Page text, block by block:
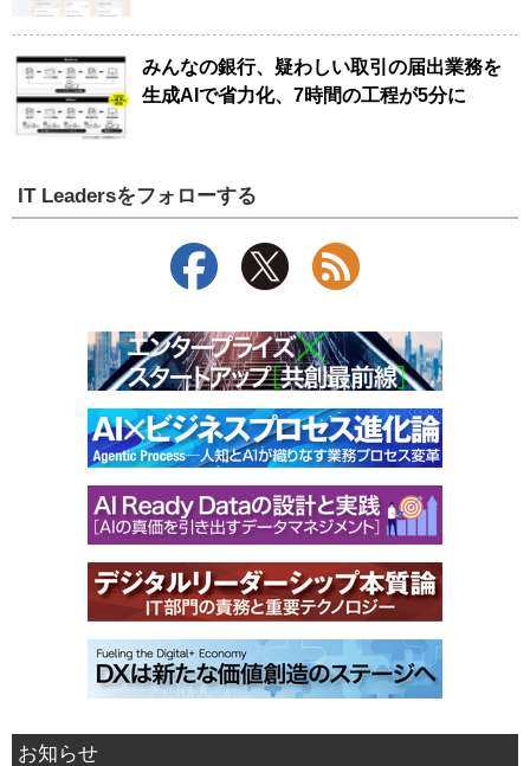
みんなの銀行、疑わしい取引の届出業務を
生成AIで省力化、7時間の工程が5分に
IT Leadersをフォローする
お知らせ